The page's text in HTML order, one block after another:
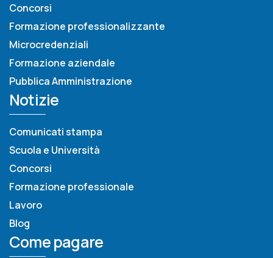
Concorsi
Formazione professionalizzante
Microcredenziali
Formazione aziendale
Pubblica Amministrazione
Notizie
Comunicati stampa
Scuola e Università
Concorsi
Formazione professionale
Lavoro
Blog
Come pagare